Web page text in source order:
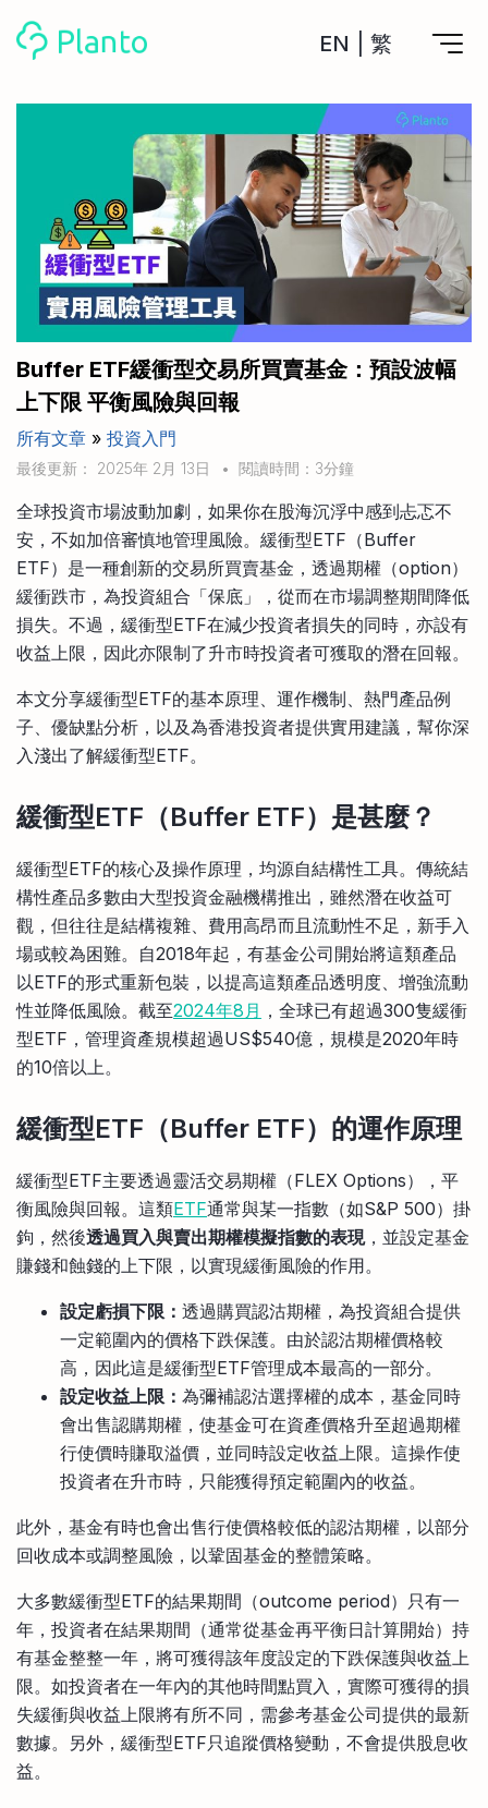
EN 繁
計劃買樓
計劃買樓第一步
全功能記賬
管理及分析所有戶口
管理MPF戶口
一次過管理所有強積金戶口
申請清卡數/私人貸款
CreFIT x Planto推廣優惠
私人貸款
年利率/APR/年息比較
投資戶口 (美股)
比較最抵美股投資戶口
投資戶口 (港股)
比較最抵港股投資戶口
投資加密貨幣
比較最抵Crypto交易所
月供股票計劃
比較最抵月供計劃戶口
比較定存利率
信用卡
比較各種最優惠信用卡
關於我們
Academy
Marketplace
其他網站
手機App與理財資訊
商業解決方案
企業服務
Buffer ETF緩衝型交易所買賣基金：預設波幅
上下限 平衡風險與回報
所有文章 » 投資入門
最後更新： 2025年 2月 13日 • 閱讀時間：3分鐘
全球投資市場波動加劇，如果你在股海沉浮中感到忐忑不
安，不如加倍審慎地管理風險。緩衝型ETF（Buffer
ETF）是一種創新的交易所買賣基金，透過期權（option）
緩衝跌市，為投資組合「保底」，從而在市場調整期間降低
損失。不過，緩衝型ETF在減少投資者損失的同時，亦設有
收益上限，因此亦限制了升市時投資者可獲取的潛在回報。
本文分享緩衝型ETF的基本原理、運作機制、熱門產品例
子、優缺點分析，以及為香港投資者提供實用建議，幫你深
入淺出了解緩衝型ETF。
緩衝型ETF（Buffer ETF）是甚麼？
緩衝型ETF的核心及操作原理，均源自結構性工具。傳統結
構性產品多數由大型投資金融機構推出，雖然潛在收益可
觀，但往往是結構複雜、費用高昂而且流動性不足，新手入
場或較為困難。自2018年起，有基金公司開始將這類產品
以ETF的形式重新包裝，以提高這類產品透明度、增強流動
性並降低風險。截至2024年8月 ，全球已有超過300隻緩衝
型ETF，管理資產規模超過US$540億，規模是2020年時
的10倍以上。
緩衝型ETF（Buffer ETF）的運作原理
緩衝型ETF主要透過靈活交易期權（FLEX Options），平
衡風險與回報。這類ETF通常與某一指數（如S&P 500）掛
鉤，然後透過買入與賣出期權模擬指數的表現，並設定基金
賺錢和蝕錢的上下限，以實現緩衝風險的作用。
設定虧損下限： 透過購買認沽期權，為投資組合提供
一定範圍內的價格下跌保護。由於認沽期權價格較
高，因此這是緩衝型ETF管理成本最高的一部分。
設定收益上限： 為彌補認沽選擇權的成本，基金同時
會出售認購期權，使基金可在資產價格升至超過期權
行使價時賺取溢價，並同時設定收益上限。這操作使
投資者在升市時，只能獲得預定範圍內的收益。
此外，基金有時也會出售行使價格較低的認沽期權，以部分
回收成本或調整風險，以鞏固基金的整體策略。
大多數緩衝型ETF的結果期間（outcome period）只有一
年，投資者在結果期間（通常從基金再平衡日計算開始）持
有基金整整一年，將可獲得該年度設定的下跌保護與收益上
限。如投資者在一年內的其他時間點買入，實際可獲得的損
失緩衝與收益上限將有所不同，需參考基金公司提供的最新
數據。另外，緩衝型ETF只追蹤價格變動，不會提供股息收
益。